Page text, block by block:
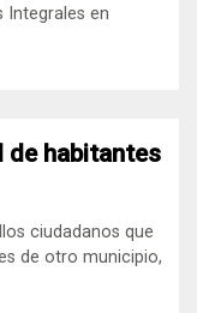
Integrales en
de habitantes
ciudadanos que
de otro municipio,